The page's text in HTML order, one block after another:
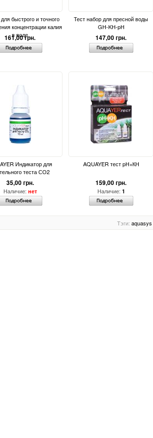
быстрого и точного
концентрации калия
в воде
161,00 грн.
Тест набор для пресной воды
GH-KH-pH
147,00 грн.
Индикатор для
теста СО2
35,00 грн.
Наличие: нет
AQUAYER тест pH+КН
159,00 грн.
Наличие: 1
Тэги: aquasys